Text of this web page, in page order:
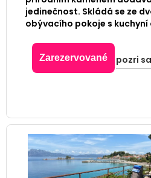
jedinečnost. Skládá se ze
obývacího pokoje s
Zarezervované pozri